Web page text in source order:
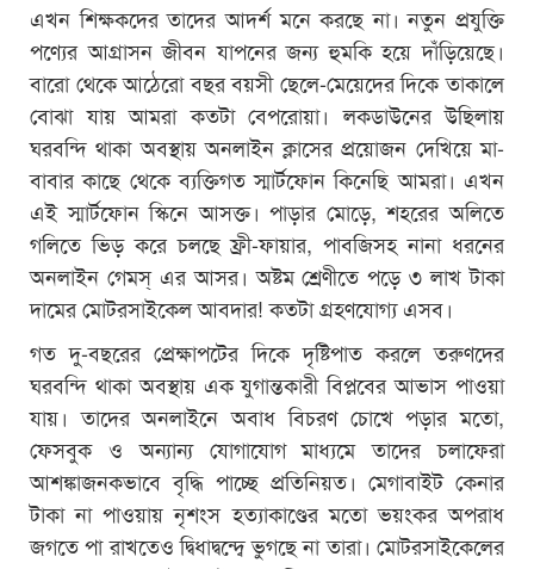
এখন শিক্ষকদের তাদের আদর্শ মনে করছে না। নতুন প্রযুক্তি
পণ্যের আগ্রাসন জীবন যাপনের জন্য হুমকি হয়ে দাঁড়িয়েছে।
বারো থেকে আঠেরো বছর বয়সী ছেলে-মেয়েদের দিকে তাকালে
বোঝা যায় আমরা কতটা বেপরোয়া। লকডাউনের উছিলায়
ঘরবন্দি থাকা অবস্থায় অনলাইন ক্লাসের প্রয়োজন দেখিয়ে মা-
বাবার কাছে থেকে ব্যক্তিগত স্মার্টফোন কিনেছি আমরা। এখন
এই স্মার্টফোন স্কিনে আসক্ত। পাড়ার মোড়ে, শহরের অলিতে
গলিতে ভিড় করে চলছে ফ্রী-ফায়ার, পাবজিসহ নানা ধরনের
অনলাইন গেমস্ এর আসর। অষ্টম শ্রেণীতে পড়ে ৩ লাখ টাকা
দামের মোটরসাইকেল আবদার! কতটা গ্রহণযোগ্য এসব।
গত দু-বছরের প্রেক্ষাপটের দিকে দৃষ্টিপাত করলে তরুণদের
ঘরবন্দি থাকা অবস্থায় এক যুগান্তকারী বিপ্লবের আভাস পাওয়া
যায়। তাদের অনলাইনে অবাধ বিচরণ চোখে পড়ার মতো,
ফেসবুক ও অন্যান্য যোগাযোগ মাধ্যমে তাদের চলাফেরা
আশঙ্কাজনকভাবে বৃদ্ধি পাচ্ছে প্রতিনিয়ত। মেগাবাইট কেনার
টাকা না পাওয়ায় নৃশংস হত্যাকাণ্ডের মতো ভয়ংকর অপরাধ
জগতে পা রাখতেও দ্বিধাদ্বন্দ্বে ভুগছে না তারা। মোটরসাইকেলের